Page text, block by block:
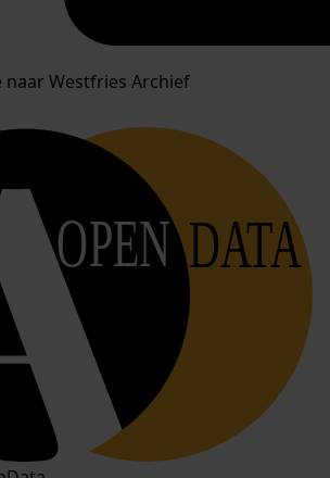
naar Westfries Archief
OPEN DATA